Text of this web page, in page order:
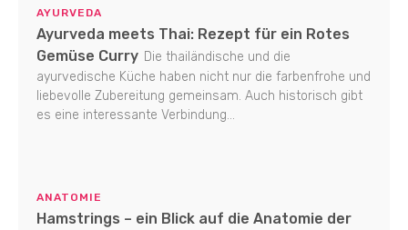
AYURVEDA
Ayurveda meets Thai: Rezept für ein Rotes
Gemüse Curry Die thailändische und die
ayurvedische Küche haben nicht nur die farbenfrohe und
liebevolle Zubereitung gemeinsam. Auch historisch gibt
es eine interessante Verbindung...
ANATOMIE
Hamstrings – ein Blick auf die Anatomie der